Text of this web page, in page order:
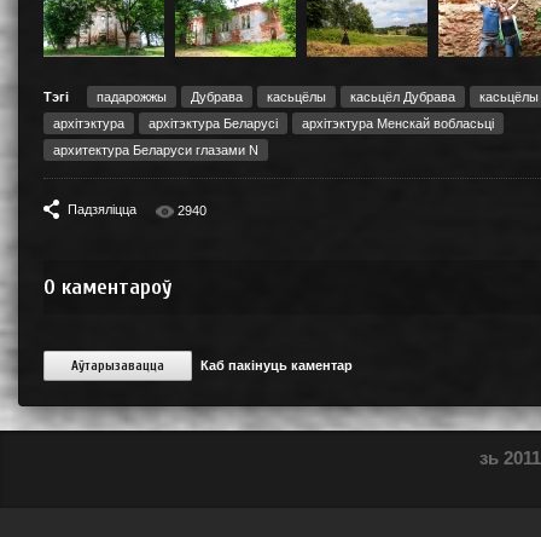
Тэгі падарожжы Дубрава касьцёлы касьцёл Дубрава
архітэктура
архітэктура Беларусі
архітэктура Менскай вобласьці
архитектура Беларуси глазами N
Падзяліцца 2940
0 каментароў
Аўтарызавацца Каб пакінуць каментар
зь 2011